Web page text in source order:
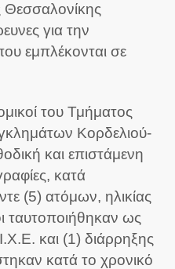
Θεσσαλονίκης
για την
εμπλέκονται σε
του Τμήματος
Κορδελιού-
και επιστάμενη
κατά
(5) ατόμων, ηλικίας
ταυτοποιήθηκαν ως
και (1) διάρρηξης
κατά το χρονικό